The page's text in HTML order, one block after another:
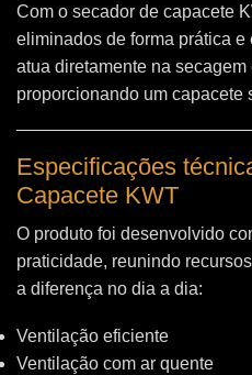
Com o secador de capacete
eliminados de forma prática
atua diretamente na
proporcionando um capacete
Especificações
Capacete KWT
O produto foi desenvolvido
praticidade, reunindo
a diferença no dia a dia:
Ventilação eficiente
Ventilação com ar quente